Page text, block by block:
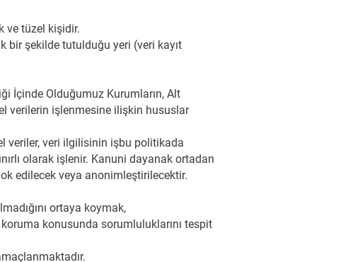
ve tüzel kişidir.
bir şekilde tutulduğu yeri (veri kayıt
İçinde Olduğumuz Kurumların, Alt
verilerin işlenmesine ilişkin hususlar
veriler, veri ilgilisinin işbu politikada
olarak işlenir. Kanuni dayanak ortadan
edilecek veya anonimleştirilecektir.
ortaya koymak,
konusunda sorumluluklarını tespit